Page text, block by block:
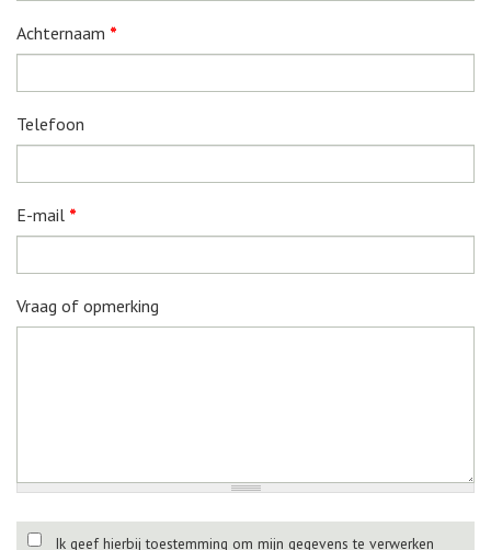
Achternaam *
Telefoon
E-mail *
Vraag of opmerking
Ik geef hierbij toestemming om mijn gegevens te verwerken